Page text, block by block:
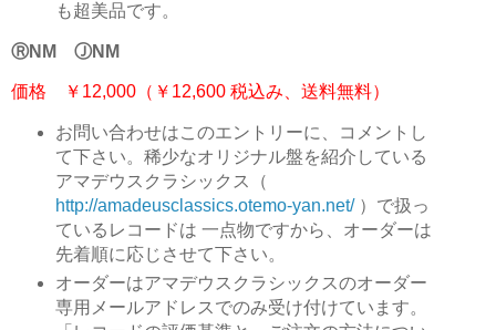
も超美品です。
ⓇNM ⒿNM
価格 ￥12,000（￥12,600 税込み、送料無料）
お問い合わせはこのエントリーに、コメントし
て下さい。稀少なオリジナル盤を紹介している
アマデウスクラシックス（
http://amadeusclassics.otemo-yan.net/）で扱っ
ているレコードは 一点物ですから、オーダーは
先着順に応じさせて下さい。
オーダーはアマデウスクラシックスのオーダー
専用メールアドレスでのみ受け付けています。